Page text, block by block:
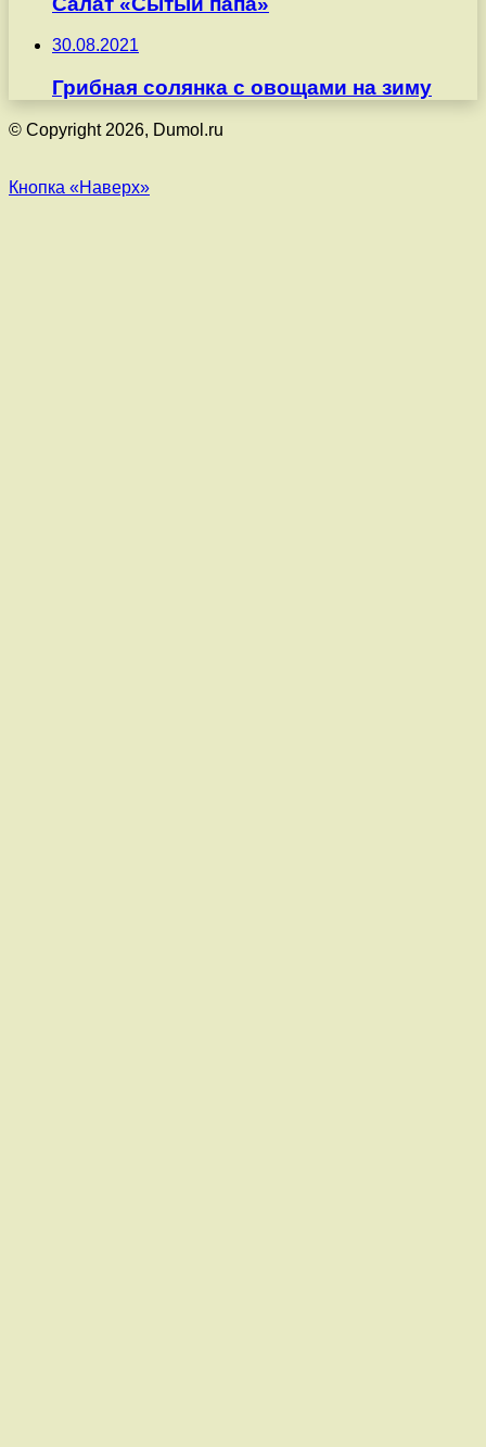
30.08.2021
Грибная солянка с овощами на зиму
© Copyright 2026, Dumol.ru
Кнопка «Наверх»